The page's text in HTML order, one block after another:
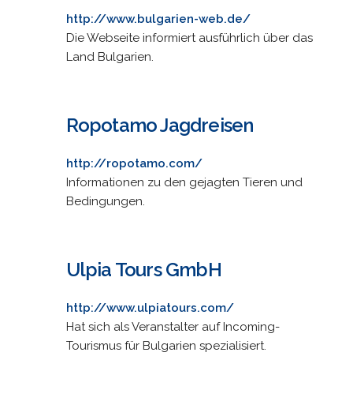
http://www.bulgarien-web.de/
Die Webseite informiert ausführlich über das
Land Bulgarien.
Ropotamo Jagdreisen
http://ropotamo.com/
Informationen zu den gejagten Tieren und
Bedingungen.
Ulpia Tours GmbH
http://www.ulpiatours.com/
Hat sich als Veranstalter auf Incoming-
Tourismus für Bulgarien spezialisiert.